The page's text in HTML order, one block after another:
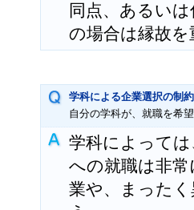
同点、あるい
の場合は縁故
学科による企業選択の制
自分の学科が、就職を希
学科によって
への就職は非
業や、まった